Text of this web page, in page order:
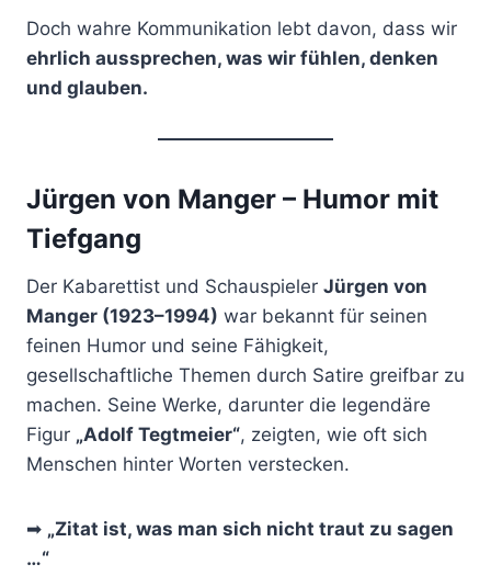
Doch wahre Kommunikation lebt davon, dass wir
ehrlich aussprechen, was wir fühlen, denken
und glauben.
Jürgen von Manger – Humor mit
Tiefgang
Der Kabarettist und Schauspieler Jürgen von
Manger (1923–1994) war bekannt für seinen
feinen Humor und seine Fähigkeit,
gesellschaftliche Themen durch Satire greifbar zu
machen. Seine Werke, darunter die legendäre
Figur „Adolf Tegtmeier“, zeigten, wie oft sich
Menschen hinter Worten verstecken.
➡ „Zitat ist, was man sich nicht traut zu sagen
…“